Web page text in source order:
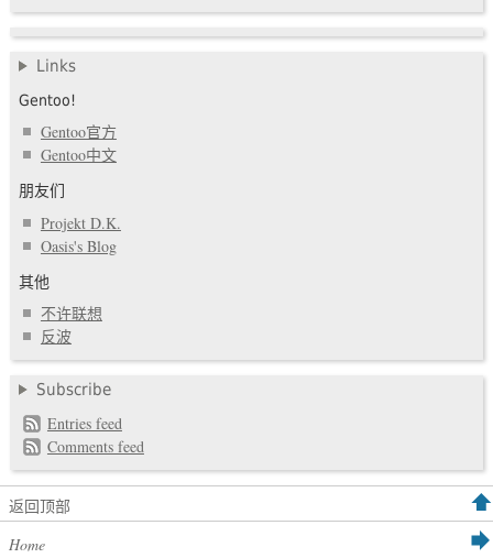
Links
Gentoo!
Gentoo官方
Gentoo中文
朋友们
Projekt D.K.
Oasis's Blog
其他
不许联想
反波
Subscribe
Entries feed
Comments feed
返回顶部
Home